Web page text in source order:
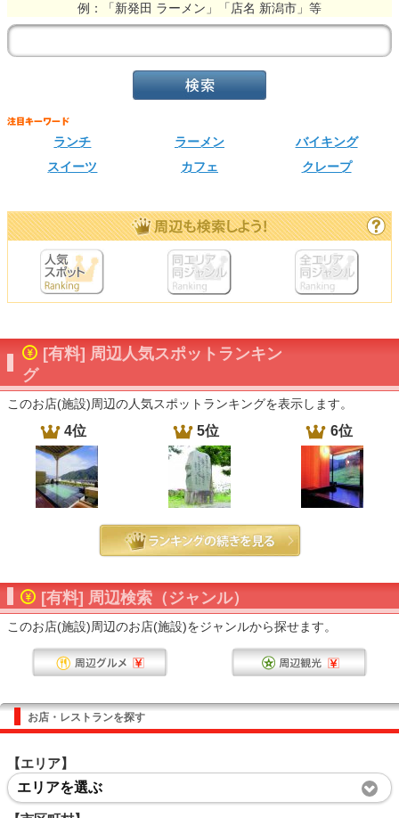
例：「新発田 ラーメン」「店名 新潟市」等
ランチ ラーメン
バイキング
スイーツ
カフェ クレープ
[有料] 周辺人気スポットランキン
グ
このお店(施設)周辺の人気スポットランキングを表示します。
4位 5位 6位
[有料] 周辺検索（ジャンル）
このお店(施設)周辺のお店(施設)をジャンルから探せます。
お店・レストランを探す
【エリア】
エリアを選ぶ